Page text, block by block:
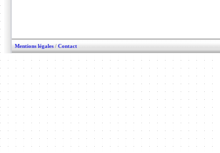
Mentions légales / Contact